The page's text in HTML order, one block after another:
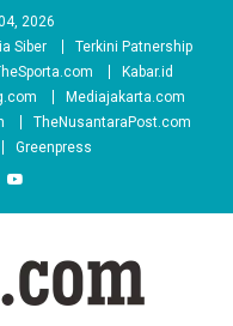
2026
Siber
Terkini Patnership
Kabar.id
Mediajakarta.com
TheNusantaraPost.com
Greenpress